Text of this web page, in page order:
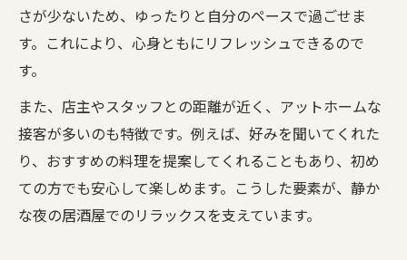
さが少ないため、ゆったりと自分のペースで過ごせま
す。これにより、心身ともにリフレッシュできるので
す。
また、店主やスタッフとの距離が近く、アットホームな
接客が多いのも特徴です。例えば、好みを聞いてくれた
り、おすすめの料理を提案してくれることもあり、初め
ての方でも安心して楽しめます。こうした要素が、静か
な夜の居酒屋でのリラックスを支えています。